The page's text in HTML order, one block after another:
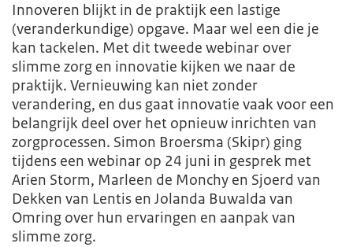
Innoveren blijkt in de praktijk een lastige
(veranderkundige) opgave. Maar wel een die je
kan tackelen. Met dit tweede webinar over
slimme zorg en innovatie kijken we naar de
praktijk. Vernieuwing kan niet zonder
verandering, en dus gaat innovatie vaak voor een
belangrijk deel over het opnieuw inrichten van
zorgprocessen. Simon Broersma (Skipr) ging
tijdens een webinar op 24 juni in gesprek met
Arien Storm, Marleen de Monchy en Sjoerd van
Dekken van Lentis en Jolanda Buwalda van
Omring over hun ervaringen en aanpak van
slimme zorg.